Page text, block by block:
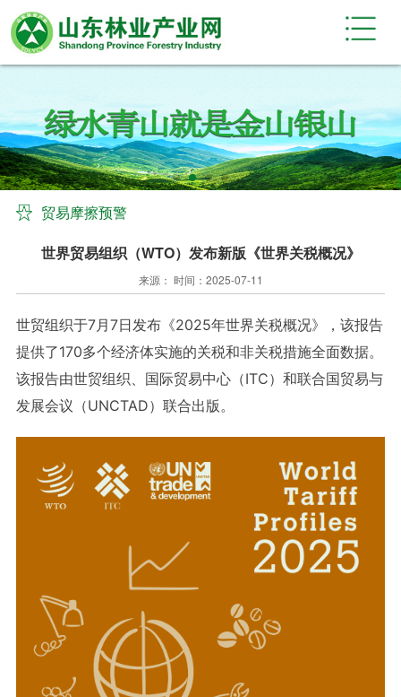
贸易摩擦预警
世界贸易组织（WTO）发布新版《世界关税概况》
来源： 时间：2025-07-11
世贸组织于7月7日发布《2025年世界关税概况》，该报告
提供了170多个经济体实施的关税和非关税措施全面数据。
该报告由世贸组织、国际贸易中心（ITC）和联合国贸易与
发展会议（UNCTAD）联合出版。